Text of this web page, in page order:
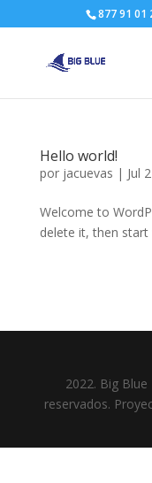
877 91 01
Hello world!
por jacuevas | Jul
Welcome to
delete it, then start
2022. Big
reservados.